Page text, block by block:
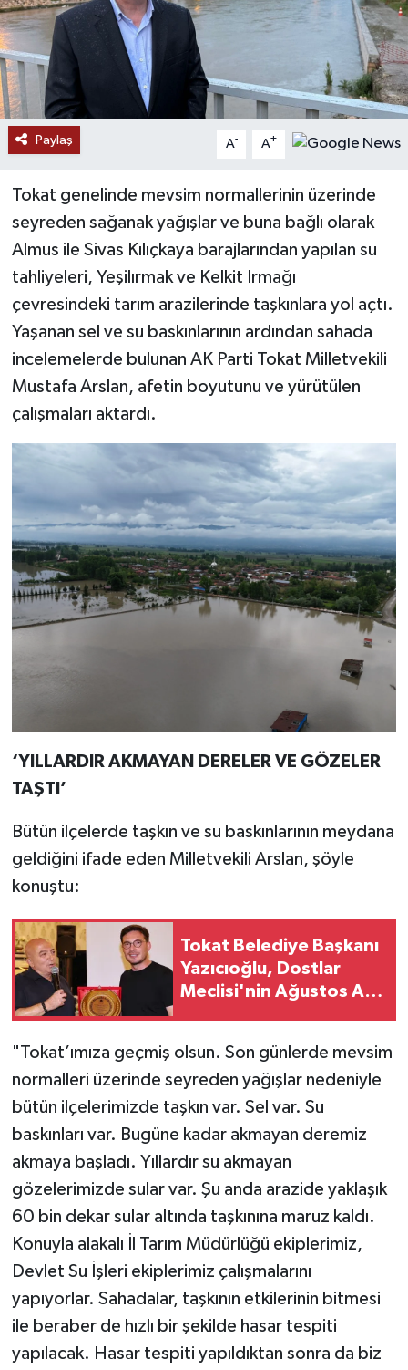
Paylaş A- A+
Tokat genelinde mevsim normallerinin üzerinde
seyreden sağanak yağışlar ve buna bağlı olarak
Almus ile Sivas Kılıçkaya barajlarından yapılan su
tahliyeleri, Yeşilırmak ve Kelkit Irmağı
çevresindeki tarım arazilerinde taşkınlara yol açtı.
Yaşanan sel ve su baskınlarının ardından sahada
incelemelerde bulunan AK Parti Tokat Milletvekili
Mustafa Arslan, afetin boyutunu ve yürütülen
çalışmaları aktardı.
‘YILLARDIR AKMAYAN DERELER VE GÖZELER
TAŞTI’
Bütün ilçelerde taşkın ve su baskınlarının meydana
geldiğini ifade eden Milletvekili Arslan, şöyle
konuştu:
Tokat Belediye Başkanı
Yazıcıoğlu, Dostlar
Meclisi'nin Ağustos Ayı
"Tokat’ımıza geçmiş olsun. Son günlerde mevsim
normalleri üzerinde seyreden yağışlar nedeniyle
bütün ilçelerimizde taşkın var. Sel var. Su
baskınları var. Bugüne kadar akmayan deremiz
akmaya başladı. Yıllardır su akmayan
gözelerimizde sular var. Şu anda arazide yaklaşık
60 bin dekar sular altında taşkınına maruz kaldı.
Konuyla alakalı İl Tarım Müdürlüğü ekiplerimiz,
Devlet Su İşleri ekiplerimiz çalışmalarını
yapıyorlar. Sahadalar, taşkının etkilerinin bitmesi
ile beraber de hızlı bir şekilde hasar tespiti
yapılacak. Hasar tespiti yapıldıktan sonra da biz